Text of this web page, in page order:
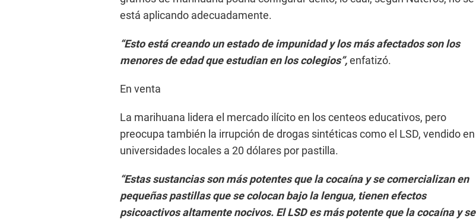
está aplicando adecuadamente.
“Esto está creando un estado de impunidad y los más afectados son los
menores de edad que estudian en los colegios”,enfatizó.
En venta
La marihuana lidera el mercado ilícito en los centeos educativos, pero
preocupa también la irrupción de drogas sintéticas como el LSD, vendido en
universidades locales a 20 dólares por pastilla.
“Estas sustancias son más potentes que la cocaína y se comercializan en
pequeñas pastillas que se colocan bajo la lengua, tienen efectos
psicoactivos altamente nocivos. El LSD es más potente que la cocaína y se